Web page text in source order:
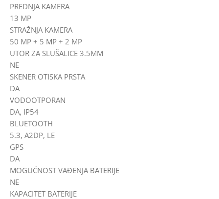
PREDNJA KAMERA
13 MP
STRAŽNJA KAMERA
50 MP + 5 MP + 2 MP
UTOR ZA SLUŠALICE 3.5MM
NE
SKENER OTISKA PRSTA
DA
VODOOTPORAN
DA, IP54
BLUETOOTH
5.3, A2DP, LE
GPS
DA
MOGUĆNOST VAĐENJA BATERIJE
NE
KAPACITET BATERIJE